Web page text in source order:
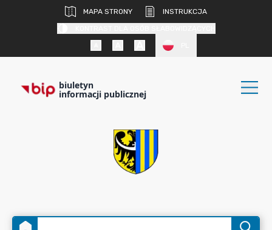
MAPA STRONY
INSTRUKCJA
biuletyn
informacji publicznej